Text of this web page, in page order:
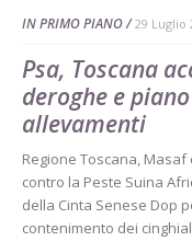
IN PRIMO PIANO 29 Luglio
Psa, Toscana
deroghe e
allevamenti
Regione Toscana,
contro la Peste Suina
della Cinta Senese Dop
contenimento dei